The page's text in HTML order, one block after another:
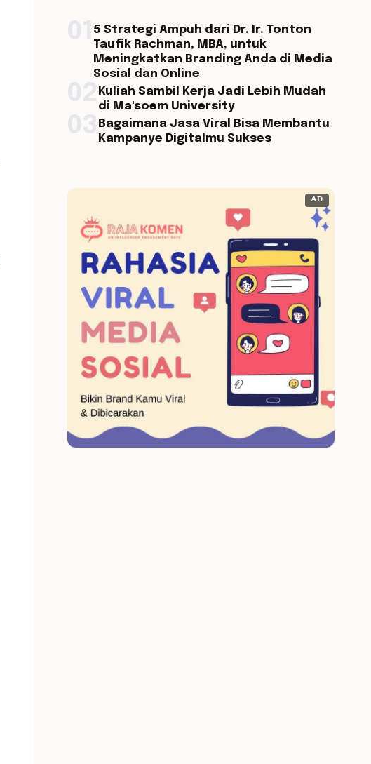
5 Strategi Ampuh dari Dr. Ir. Tonton
Taufik Rachman, MBA, untuk
Meningkatkan Branding Anda di Media
Sosial dan Online
Kuliah Sambil Kerja Jadi Lebih Mudah
di Ma'soem University
Bagaimana Jasa Viral Bisa Membantu
Kampanye Digitalmu Sukses
AD